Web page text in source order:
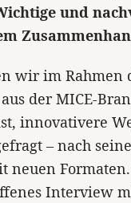
und
wir im Rahmen
der MICE-
innovativere
– nach
neuen
Interview